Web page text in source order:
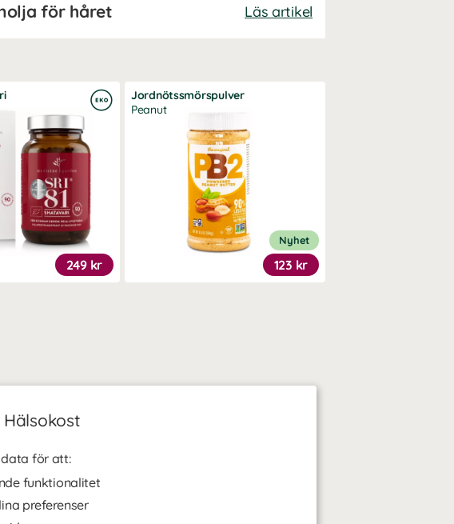
Hälsokost
för att:
funktionalitet
preferenser
för håret Läs artikel
249 kr
Jordnötssmörspulver
Peanut
Nyhet
123 kr